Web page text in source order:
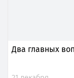
Два главных